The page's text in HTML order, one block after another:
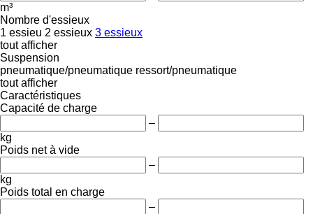
m³
Nombre d'essieux
1 essieu 2 essieux 3 essieux
tout afficher
Suspension
pneumatique/pneumatique ressort/pneumatique
tout afficher
Caractéristiques
Capacité de charge
–
kg
Poids net à vide
–
kg
Poids total en charge
–